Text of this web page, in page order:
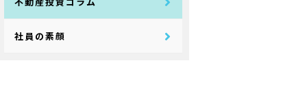
社員の素顔